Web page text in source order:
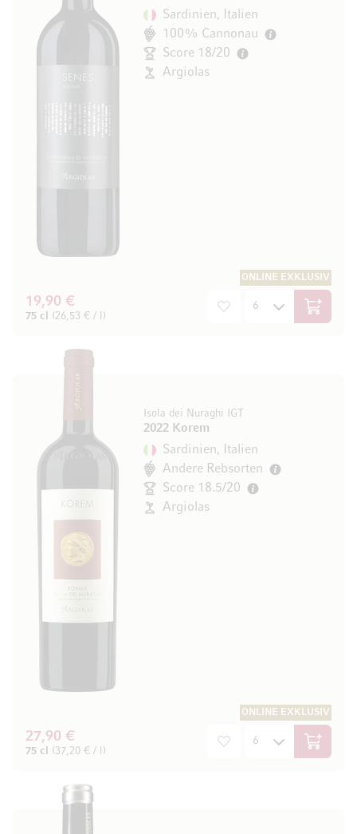
Sardinien, Italien
100% Cannonau
Score 18/20
Argiolas
ONLINE EXKLUSIV
19,90 €
75 cl (26,53 € / l) In den
Isola dei Nuraghi IGT
2022 Korem
Sardinien, Italien
Andere Rebsorten
Score 18.5/20
Argiolas
ONLINE EXKLUSIV
27,90 €
75 cl (37,20 € / l) In den